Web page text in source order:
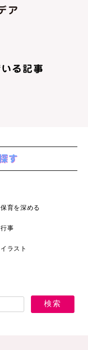
保育を深める
行事
イラスト